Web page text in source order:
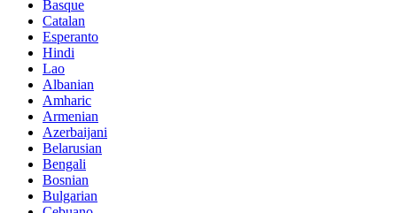
Basque
Catalan
Esperanto
Hindi
Lao
Albanian
Amharic
Armenian
Azerbaijani
Belarusian
Bengali
Bosnian
Bulgarian